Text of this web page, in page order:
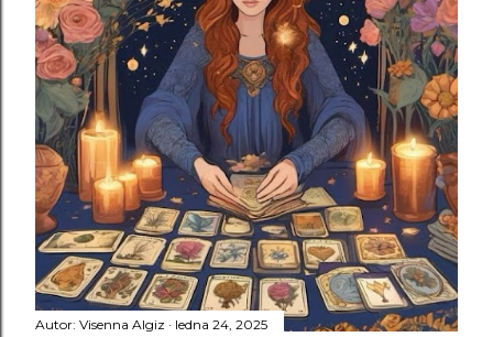
Autor: Visenna Algiz ledna 24, 2025